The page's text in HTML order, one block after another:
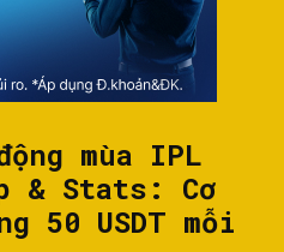
mùa IPL
& Stats: Cơ
50 USDT mỗi